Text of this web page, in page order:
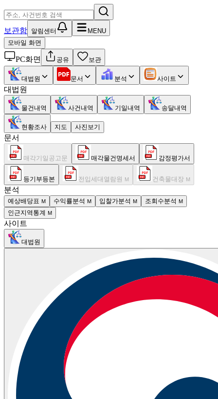
보관함 알림센터
MENU
모바일 화면
PC화면 공유 보관
대법원 문서 분석 사이트
대법원
물건내역 사건내역 기일내역 송달내역
현황조사 지도 사진보기
문서
매각기일공고문 매각물건명세서 감정평가서
등기부등본 전입세대열람원 M 건축물대장 M
분석
예상배당표 M 수익률분석 M 입찰가분석 M 조회수분석 M
인근지역통계 M
사이트
대법원